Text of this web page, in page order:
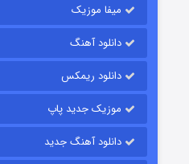
قسمت۲ (دوبله)
میفا موزیک
دانلود آهنگ
دانلود ریمکس
موزیک جدید پاپ
دانلود آهنگ جدید